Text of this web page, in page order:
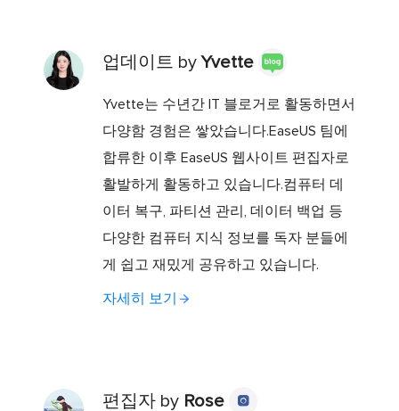
업데이트 byYvette
Yvette는 수년간 IT 블로거로 활동하면서
다양함 경험은 쌓았습니다.EaseUS 팀에
합류한 이후 EaseUS 웹사이트 편집자로
활발하게 활동하고 있습니다.컴퓨터 데
이터 복구, 파티션 관리, 데이터 백업 등
다양한 컴퓨터 지식 정보를 독자 분들에
게 쉽고 재밌게 공유하고 있습니다.
자세히 보기
편집자 by Rose 